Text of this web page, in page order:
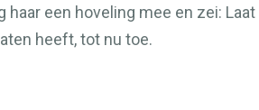
een hoveling mee en zei: Laat
heeft, tot nu toe.